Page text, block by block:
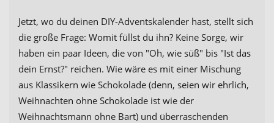
Jetzt, wo du deinen DIY-Adventskalender hast, stellt sich
die große Frage: Womit füllst du ihn? Keine Sorge, wir
haben ein paar Ideen, die von "Oh, wie süß" bis "Ist das
dein Ernst?" reichen. Wie wäre es mit einer Mischung
aus Klassikern wie Schokolade (denn, seien wir ehrlich,
Weihnachten ohne Schokolade ist wie der
Weihnachtsmann ohne Bart) und überraschenden